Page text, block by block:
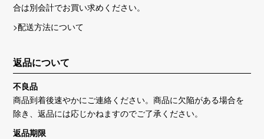
合は別会計でお買い求めください。
>配送方法について
返品について
不良品
商品到着後速やかにご連絡ください。商品に欠陥がある場合を
除き、返品には応じかねますのでご了承ください。
返品期限